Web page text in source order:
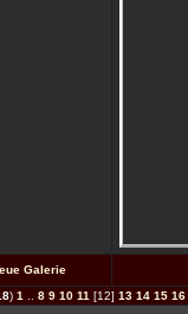
Galerie
) 1 8 9 10 11 [12] 13 14 15 16